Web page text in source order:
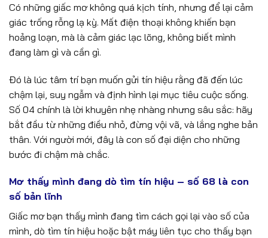
Có những giấc mơ không quá kịch tính, nhưng để lại cảm
giác trống rỗng lạ kỳ. Mất điện thoại không khiến bạn
hoảng loạn, mà là cảm giác lạc lõng, không biết mình
đang làm gì và cần gì.
Đó là lúc tâm trí bạn muốn gửi tín hiệu rằng đã đến lúc
chậm lại, suy ngẫm và định hình lại mục tiêu cuộc sống.
Số 04 chính là lời khuyên nhẹ nhàng nhưng sâu sắc: hãy
bắt đầu từ những điều nhỏ, đừng vội vã, và lắng nghe bản
thân. Với người mới, đây là con số đại diện cho những
bước đi chậm mà chắc.
Mơ thấy mình đang dò tìm tín hiệu – số 68 là con
số bản lĩnh
Giấc mơ bạn thấy mình đang tìm cách gọi lại vào số của
mình, dò tìm tín hiệu hoặc bật máy liên tục cho thấy bạn